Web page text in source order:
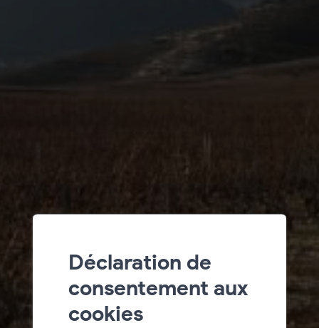
Déclaration de
consentement aux
cookies